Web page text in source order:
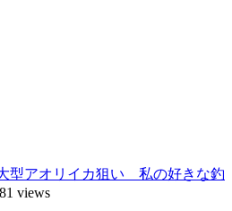
型アオリイカ狙い 私の好きな釣
views